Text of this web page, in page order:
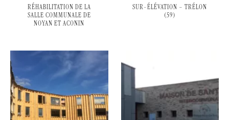
RÉHABILITATION DE LA
SALLE COMMUNALE DE
NOYAN ET ACONIN
SUR-ÉLÉVATION – TRÉLON
(59)